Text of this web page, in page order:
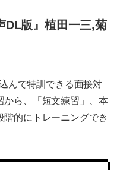
DL版』植田一三,菊
んで特訓できる面接対
から、「短文練習」、本
的にトレーニングでき